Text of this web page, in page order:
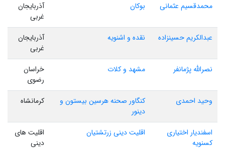
محمدقسیم عثمانی
بوکان
آذربایجان
غربی
عبدالکریم حسینزاده
نقده و اشنویه
آذربایجان
غربی
نصرالله پژمانفر
مشهد و کلات
خراسان
رضوی
وحید احمدی
کنگاور صحنه هرسین بیستون و
دینور
کرمانشاه
اسفندیار اختیاری
کسنویه
اقلیت دینی زرتشتیان
اقلیت های
دینی